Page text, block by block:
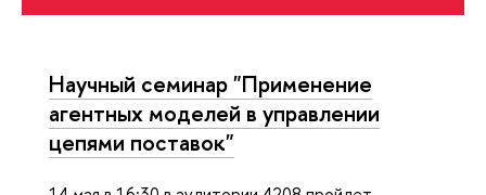
Научный семинар "Применение
агентных моделей в управлении
цепями поставок"